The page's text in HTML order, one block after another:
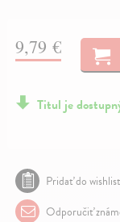
9,79 €
Titul je
Pridať do
Odporučiť